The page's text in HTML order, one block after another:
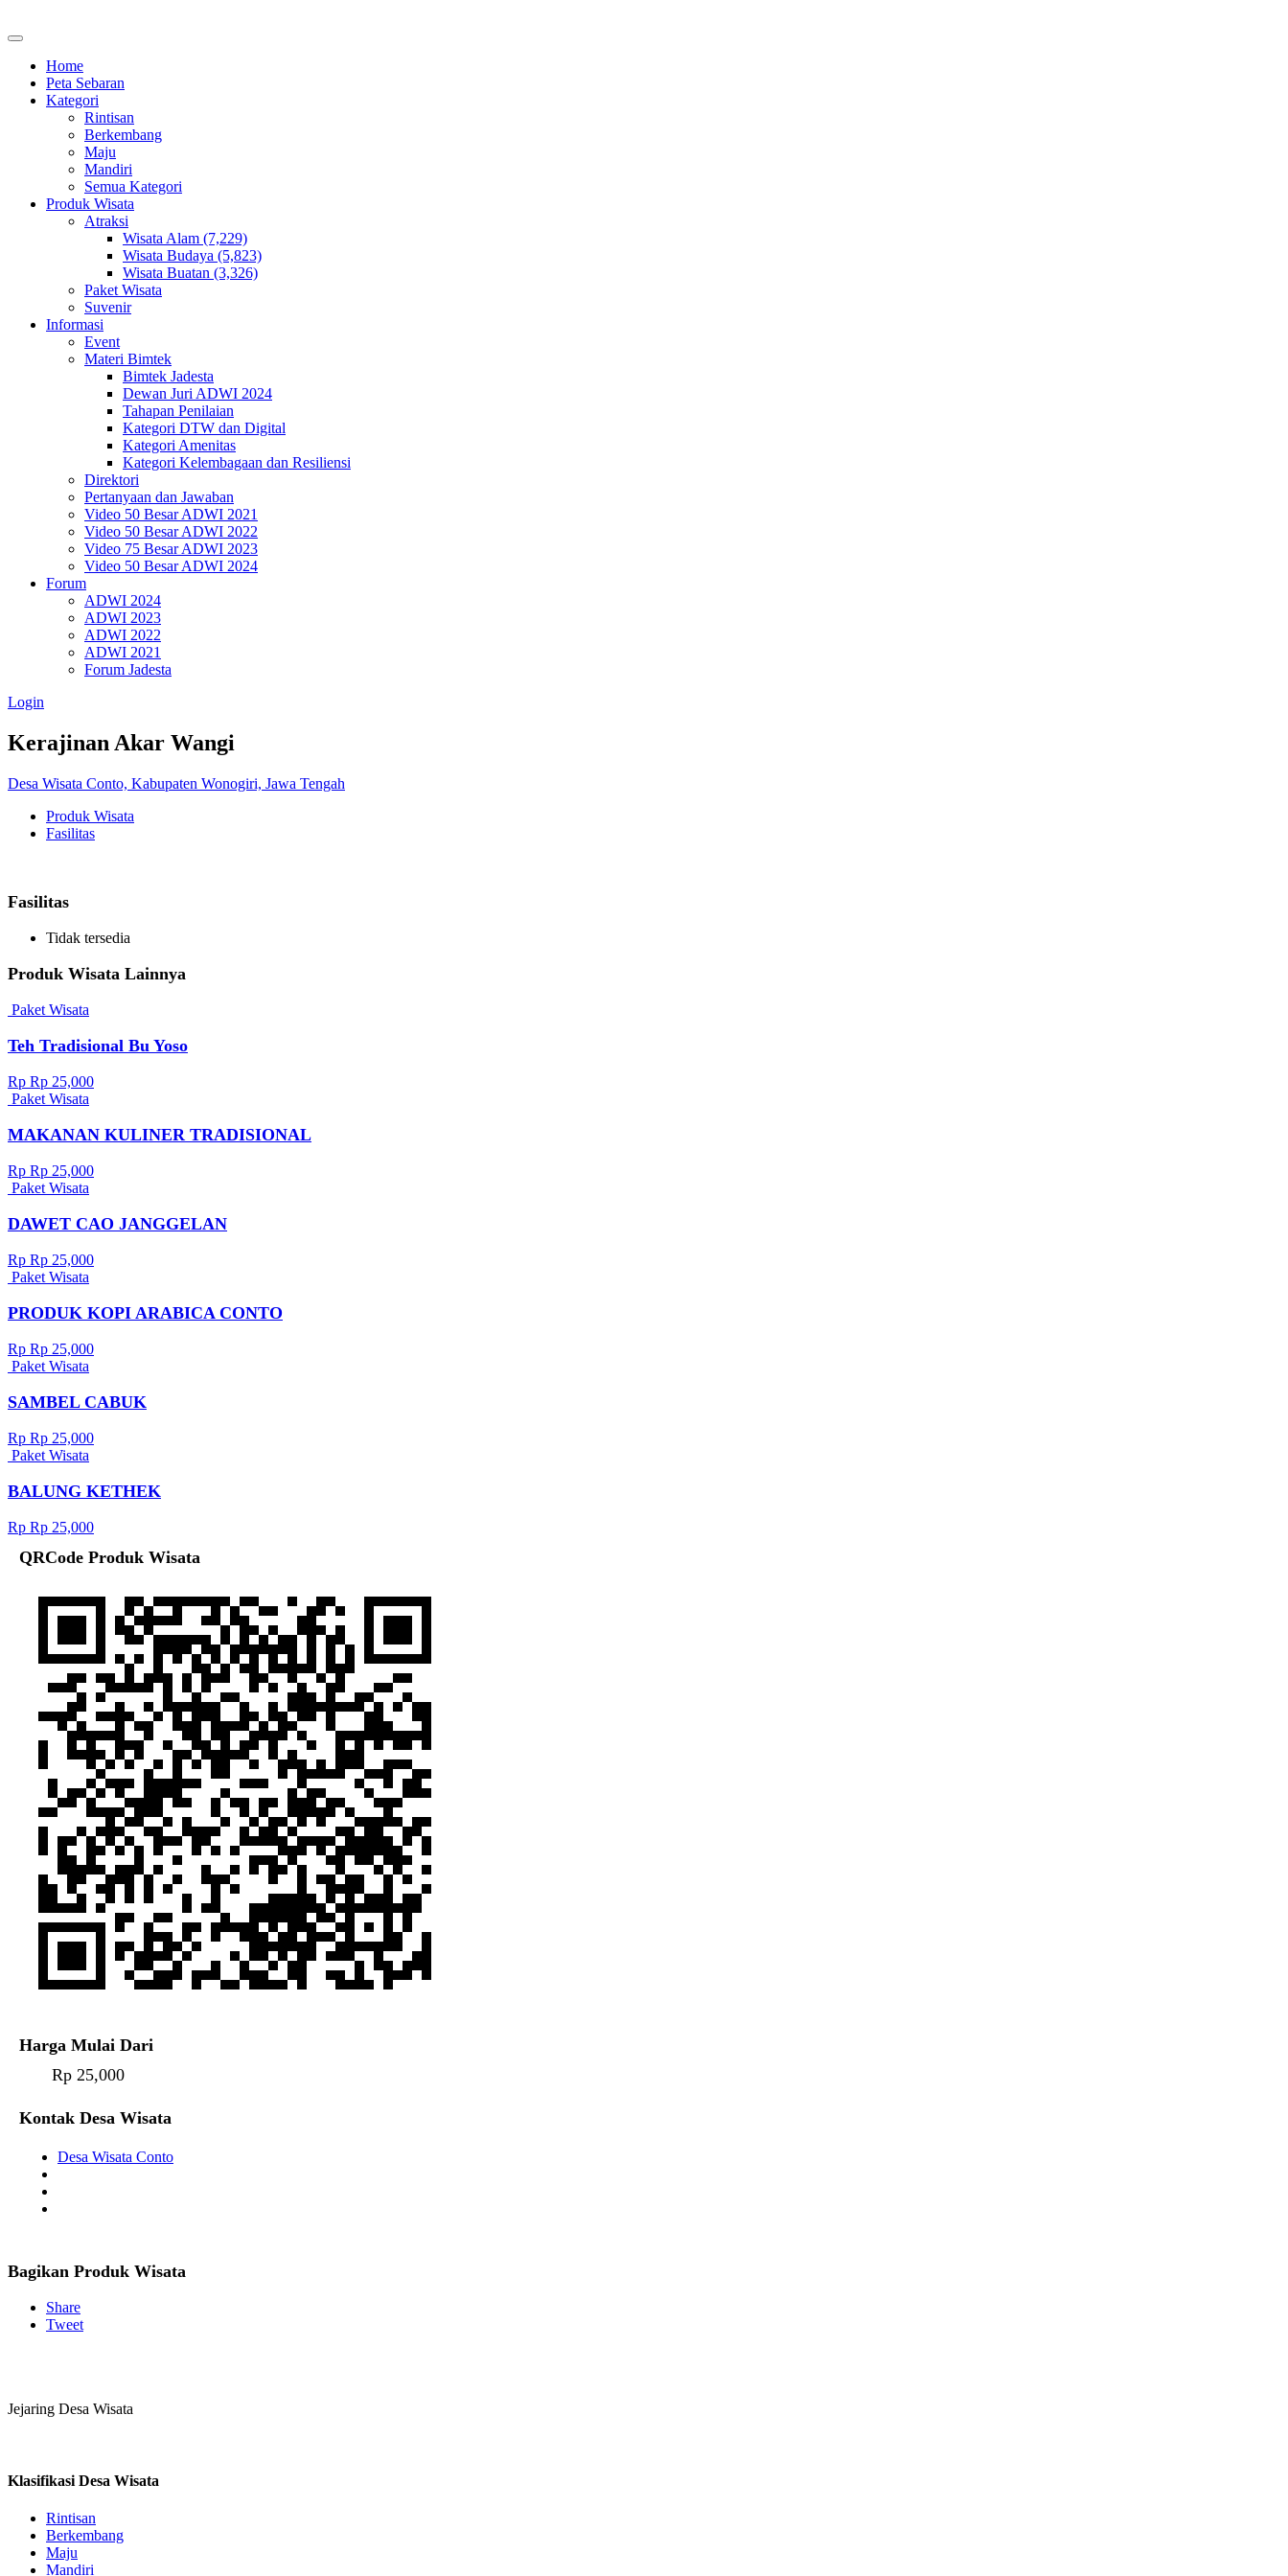
Home
Peta Sebaran
Kategori
Rintisan
Berkembang
Maju
Mandiri
Semua Kategori
Produk Wisata
Atraksi
Wisata Alam (7,229)
Wisata Budaya (5,823)
Wisata Buatan (3,326)
Paket Wisata
Suvenir
Informasi
Event
Materi Bimtek
Bimtek Jadesta
Dewan Juri ADWI 2024
Tahapan Penilaian
Kategori DTW dan Digital
Kategori Amenitas
Kategori Kelembagaan dan Resiliensi
Direktori
Pertanyaan dan Jawaban
Video 50 Besar ADWI 2021
Video 50 Besar ADWI 2022
Video 75 Besar ADWI 2023
Video 50 Besar ADWI 2024
Forum
ADWI 2024
ADWI 2023
ADWI 2022
ADWI 2021
Forum Jadesta
Login
Kerajinan Akar Wangi
Desa Wisata Conto, Kabupaten Wonogiri, Jawa Tengah
Produk Wisata
Fasilitas
Fasilitas
Tidak tersedia
Produk Wisata Lainnya
Paket Wisata
Teh Tradisional Bu Yoso
Rp Rp 25,000
Paket Wisata
MAKANAN KULINER TRADISIONAL
Rp Rp 25,000
Paket Wisata
DAWET CAO JANGGELAN
Rp Rp 25,000
Paket Wisata
PRODUK KOPI ARABICA CONTO
Rp Rp 25,000
Paket Wisata
SAMBEL CABUK
Rp Rp 25,000
Paket Wisata
BALUNG KETHEK
Rp Rp 25,000
QRCode Produk Wisata
Harga Mulai Dari
Rp 25,000
Kontak Desa Wisata
Desa Wisata Conto
Bagikan Produk Wisata
Share
Tweet
Jejaring Desa Wisata
Klasifikasi Desa Wisata
Rintisan
Berkembang
Maju
Mandiri